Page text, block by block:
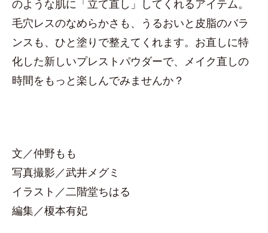
のような肌に「立て直し」してくれるアイテム。
毛穴レスのなめらかさも、うるおいと皮脂のバラ
ンスも、ひと塗りで整えてくれます。お直しに特
化した新しいプレストパウダーで、メイク直しの
時間をもっと楽しんでみませんか？
文／仲野もも
写真撮影／武井メグミ
イラスト／二階堂ちはる
編集／榎本有妃